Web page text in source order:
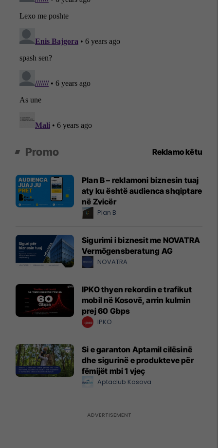
Promo Reklamo këtu
Plan B – reklamoni biznesin tuaj
aty ku është audienca shqiptare
në Zvicër
Plan B
Sigurimi i biznesit me NOVATRA
Vermögensberatung AG
NOVATRA
IPKO thyen rekordin e trafikut
mobil në Kosovë, arrin kulmin
prej 60 Gbps
IPKO
Si e garanton Aptamil cilësinë
dhe sigurinë e produkteve për
fëmijët mbi 1 vjeç
Aptaclub Kosova